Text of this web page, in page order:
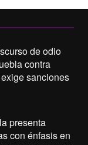
de odio
contra
sanciones
presenta
con énfasis en